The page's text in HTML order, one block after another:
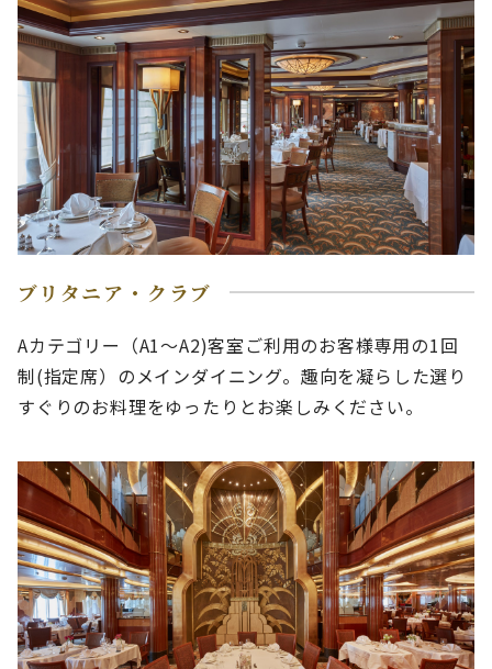
ブリタニア・クラブ
Aカテゴリー（A1～A2)客室ご利用のお客様専用の1回
制(指定席）のメインダイニング。趣向を凝らした選り
すぐりのお料理をゆったりとお楽しみください。